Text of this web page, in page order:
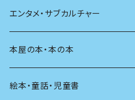
評論
文章術
その他
評論
言葉
その他
食べる
料理
発酵・麹
住う
その他
デザイン
イラスト
アート
エンタメ・サブカルチャー
映画
音楽
本屋の本・本の本
本屋さんの本
絵本・童話・児童書